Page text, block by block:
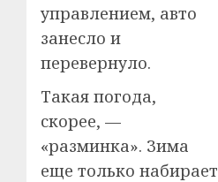
управлением, авто
занесло и
перевернуло.
Такая погода,
скорее, —
«разминка». Зима
еще только набирает